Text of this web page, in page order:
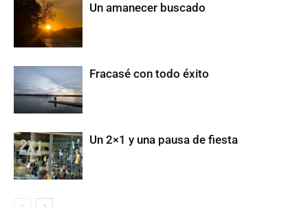
Un amanecer buscado
Fracasé con todo éxito
Un 2×1 y una pausa de fiesta